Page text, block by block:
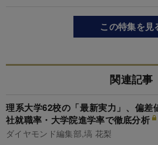
この特集を見
関連記事
理系大学62校の「最新実力」、偏差
社就職率・大学院進学率で徹底分析
ダイヤモンド編集部,塙 花梨